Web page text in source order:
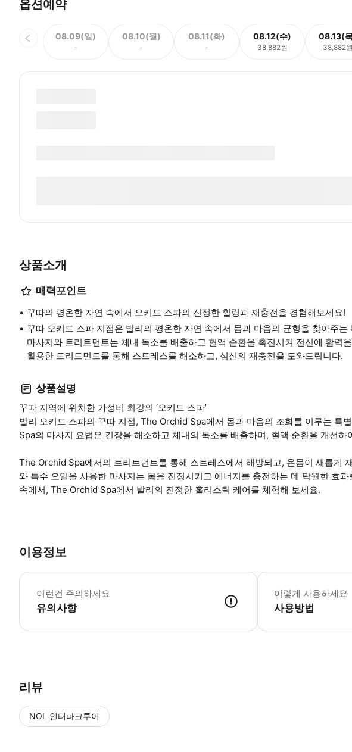
옵션예약
08.09(일)
-
08.10(월)
-
08.11(화)
-
08.12(수)
38,882원
08.13(
38,882원
상품소개
매력포인트
꾸따의 평온한 자연 속에서 오키드 스파의 진정한 힐링과 재충전을 경험해보세요!
꾸따 오키드 스파 지점은 발리의 평온한 자연 속에서 몸과 마음의 균형을 찾아주
마사지와 트리트먼트는 체내 독소를 배출하고 혈액 순환을 촉진시켜 전신에 활력
활용한 트리트먼트를 통해 스트레스를 해소하고, 심신의 재충전을 도와드립니다.
상품설명
꾸따 지역에 위치한 가성비 최강의 ‘오키드 스파’
발리 오키드 스파의 꾸따 지점, The Orchid Spa에서 몸과 마음의 조화를 이루는 특
Spa의 마사지 요법은 긴장을 해소하고 체내의 독소를 배출하며, 혈액 순환을 개선하
The Orchid Spa에서의 트리트먼트를 통해 스트레스에서 해방되고, 온몸이 새롭게
와 특수 오일을 사용한 마사지는 몸을 진정시키고 에너지를 충전하는 데 탁월한 효
속에서, The Orchid Spa에서 발리의 진정한 홀리스틱 케어를 체험해 보세요.
이용정보
이런건 주의하세요
유의사항
🕓운영 시간: 매일 10:00 -
이렇게 사용하세요
사용방법
리뷰
NOL 인터파크투어